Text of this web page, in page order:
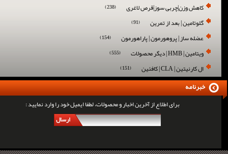
کاهش وزن|چربی سوز|قرص لاغری (238)
گلوتامین | بعد از تمرین (91)
عضله ساز | پروهورمون | پاراهورمون (154)
ویتامین | HMB | دیگر محصولات (555)
ال کارنیتین | CLA | کافئین (151)
برای اطلاع از آخرین اخبار و محصولات، لطفا ایمیل خود را وارد نمایید :
ارسال
خبرنامه